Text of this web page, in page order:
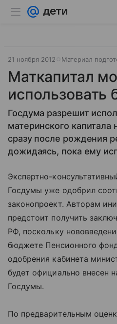
21 ноября 2012 Материал
Маткапитал
использовать
Госдума разрешит
материнского
сразу после рождения
дожидаясь, пока ему
Экспертно-
Госдумы уже одобрил
законопроект. Авторам
предстоит получить
РФ, поскольку
бюджете Пенсионного
одобрения кабинета
будет официально внесен
Госдумы.
По предварительным